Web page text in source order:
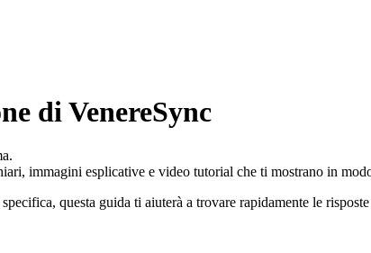
di VenereSync
immagini esplicative e video tutorial che ti mostrano in
questa guida ti aiuterà a trovare rapidamente le